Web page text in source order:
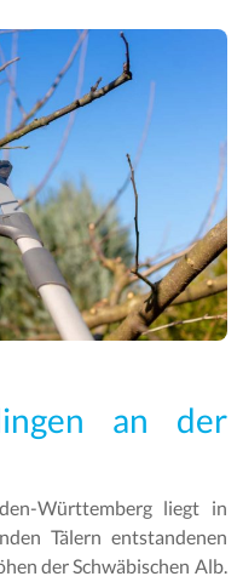
an der
Württemberg liegt in
Tälern entstandenen
der Schwäbischen Alb.